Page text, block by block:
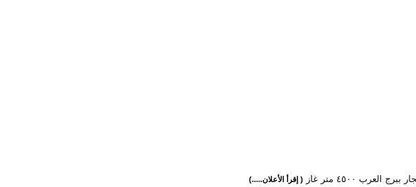
العرب ٤٥٠٠ متر غاز ( إقرأ الأعلان.....)